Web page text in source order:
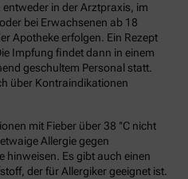
in der Arztpraxis, im
bei Erwachsenen ab 18
Apotheke erfolgen. Ein Rezept
Impfung findet dann in einem
geschultem Personal statt.
über Kontraindikationen
mit Fieber über 38 °C nicht
Allergie gegen
hinweisen. Es gibt auch einen
der für Allergiker geeignet ist.